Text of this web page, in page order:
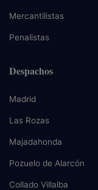
Mercantilistas
Penalistas
Despachos
Madrid
Las Rozas
Majadahonda
Pozuelo de Alarcón
Collado Villalba